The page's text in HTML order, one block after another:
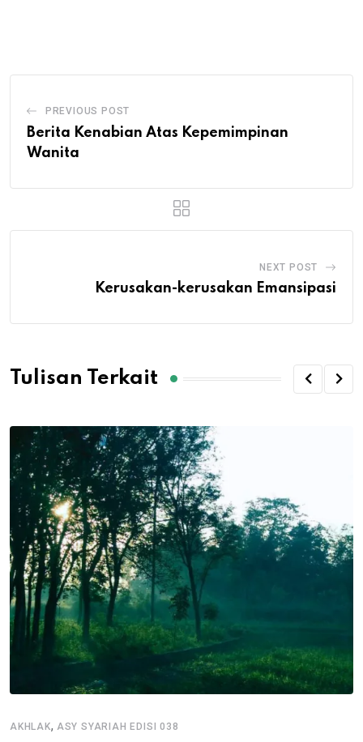
PREVIOUS POST
Berita Kenabian Atas Kepemimpinan
Wanita
NEXT POST
Kerusakan-kerusakan Emansipasi
Tulisan Terkait
AKHLAK, ASY SYARIAH EDISI 038